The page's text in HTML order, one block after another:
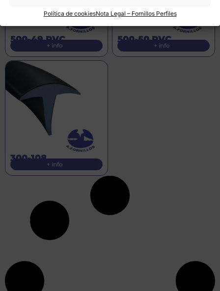
Política de cookiesNota Legal – Fornillos Perfiles
500-49 PVC
+ info
500-50 PVC
+ info
300-108
+ info